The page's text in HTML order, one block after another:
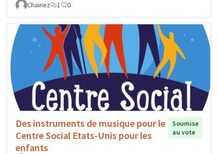
Chainez 1 0
Des instruments de musique pour le
Centre Social Etats-Unis pour les
enfants
Soumise
au vote